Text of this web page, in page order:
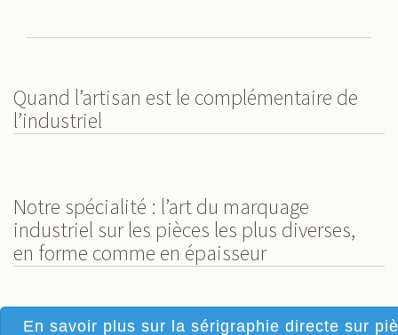
Quand l’artisan est le complémentaire de
l’industriel
Notre spécialité : l’art du marquage
industriel sur les pièces les plus diverses,
en forme comme en épaisseur
En savoir plus sur la sérigraphie directe sur